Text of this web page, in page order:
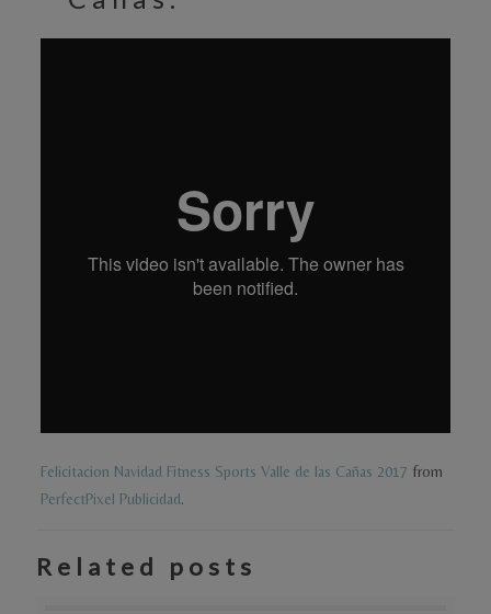
Felicitacion Navidad Fitness Sports Valle de las Cañas 2017 from
PerfectPixel Publicidad.
Related posts